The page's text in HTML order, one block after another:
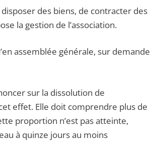
des biens, de contracter des
la gestion de l’association.
assemblée générale, sur demande
sur la dissolution de
effet. Elle doit comprendre plus de
proportion n’est pas atteinte,
à quinze jours au moins